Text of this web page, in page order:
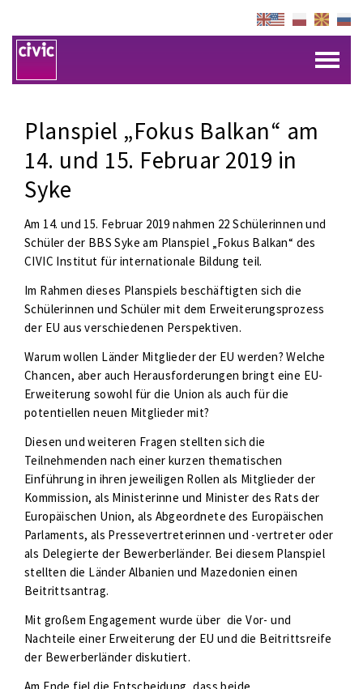
Planspiel „Fokus Balkan“ am
14. und 15. Februar 2019 in
Syke
Am 14. und 15. Februar 2019 nahmen 22 Schülerinnen und
Schüler der BBS Syke am Planspiel „Fokus Balkan“ des
CIVIC Institut für internationale Bildung teil.
Im Rahmen dieses Planspiels beschäftigten sich die
Schülerinnen und Schüler mit dem Erweiterungsprozess
der EU aus verschiedenen Perspektiven.
Warum wollen Länder Mitglieder der EU werden? Welche
Chancen, aber auch Herausforderungen bringt eine EU-
Erweiterung sowohl für die Union als auch für die
potentiellen neuen Mitglieder mit?
Diesen und weiteren Fragen stellten sich die
Teilnehmenden nach einer kurzen thematischen
Einführung in ihren jeweiligen Rollen als Mitglieder der
Kommission, als Ministerinne und Minister des Rats der
Europäischen Union, als Abgeordnete des Europäischen
Parlaments, als Pressevertreterinnen und -vertreter oder
als Delegierte der Bewerberländer. Bei diesem Planspiel
stellten die Länder Albanien und Mazedonien einen
Beitrittsantrag.
Mit großem Engagement wurde über die Vor- und
Nachteile einer Erweiterung der EU und die Beitrittsreife
der Bewerberländer diskutiert.